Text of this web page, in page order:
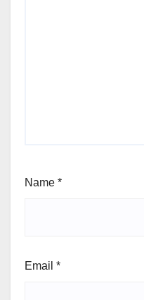
Name *
Email *